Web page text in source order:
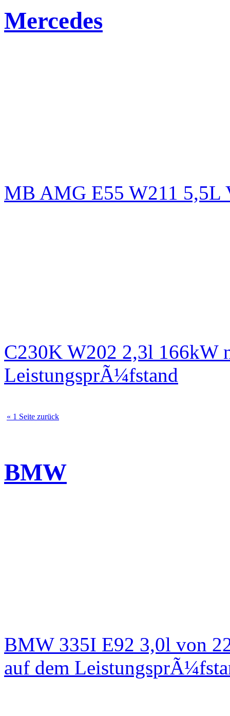
Mercedes
MB AMG E55 W211 5,5L
C230K W202 2,3l 166kW
LeistungsprÃ¼fstand
« 1 Seite zurück
BMW
BMW 335I E92 3,0l von
auf dem